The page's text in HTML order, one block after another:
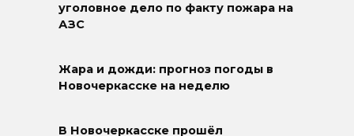
уголовное дело по факту пожара на
АЗС
Жара и дожди: прогноз погоды в
Новочеркасске на неделю
В Новочеркасске прошёл